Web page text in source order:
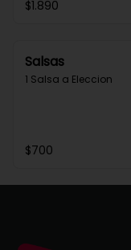
$1.890
Salsas
1 Salsa a Eleccion
$700